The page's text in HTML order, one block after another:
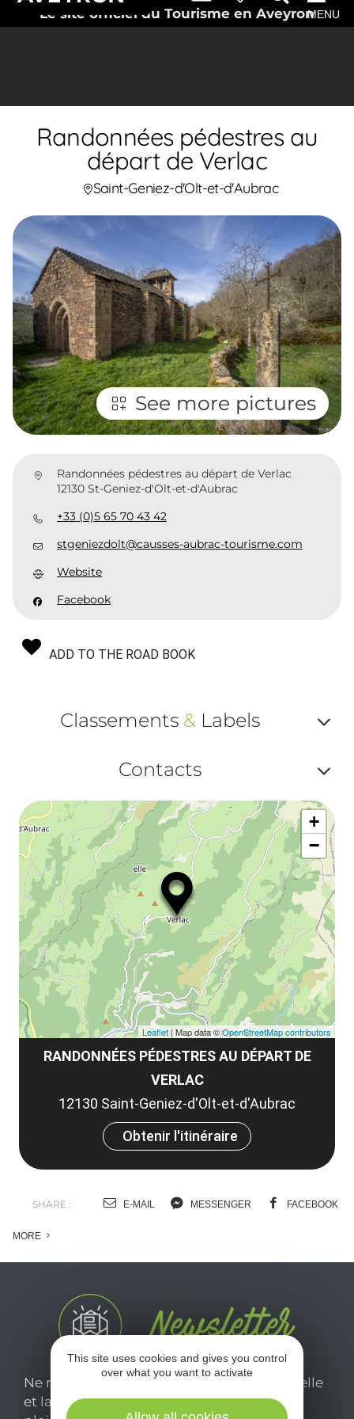
Le site officiel du Tourisme en AveyronMENU
Randonnées pédestres au
départ de Verlac
Saint-Geniez-d'Olt-et-d'Aubrac
See more pictures
Randonnées pédestres au départ de Verlac
12130 St-Geniez-d'Olt-et-d'Aubrac
+33 (0)5 65 70 43 42
stgeniezdolt@causses-aubrac-tourisme.com
Website
Facebook
ADD TO THE ROAD BOOK
Classements &Labels
ou
Contacts
ou
RANDONNÉES PÉDESTRES AU DÉPART DE
VERLAC
12130 Saint-Geniez-d'Olt-et-d'Aubrac
Obtenir l'itinéraire
+
−
Leaflet | Map data ©OpenStreetMap contributors
SHARE : E-MAIL MESSENGER FACEBOOK
MORE
Ne manquez pas notre newsletter mensuelle
et laissez-vous inspirer pour profiter
This site uses cookies and gives you control
over what you want to activate